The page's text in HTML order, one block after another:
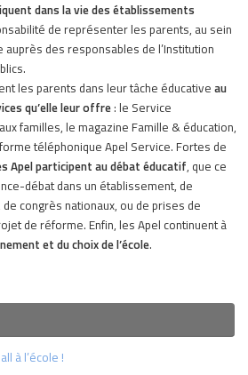
dans la vie des établissements
de représenter les parents, au sein
des responsables de l’Institution
les parents dans leur tâche éducative au
qu’elle leur offre : le Service
familles, le magazine Famille & éducation,
téléphonique Apel Service. Fortes de
Apel participent au débat éducatif, que ce
débat dans un établissement, de
congrès nationaux, ou de prises de
de réforme. Enfin, les Apel continuent à
et du choix de l’école.
à l’école !